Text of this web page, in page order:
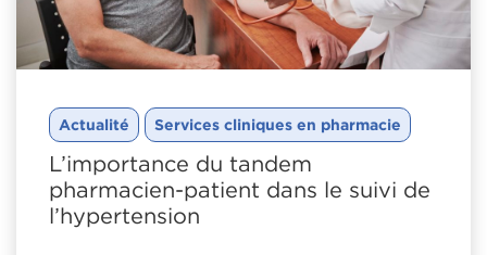
Actualité Services cliniques en pharmacie
L’importance du tandem
pharmacien-patient dans le suivi de
l’hypertension